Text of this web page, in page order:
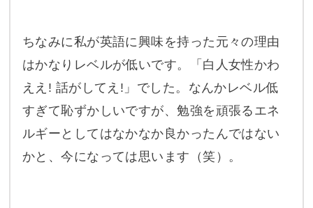
ちなみに私が英語に興味を持った元々の理由
はかなりレベルが低いです。「白人女性かわ
ええ! 話がしてえ!」でした。なんかレベル低
すぎて恥ずかしいですが、勉強を頑張るエネ
ルギーとしてはなかなか良かったんではない
かと、今になっては思います（笑）。